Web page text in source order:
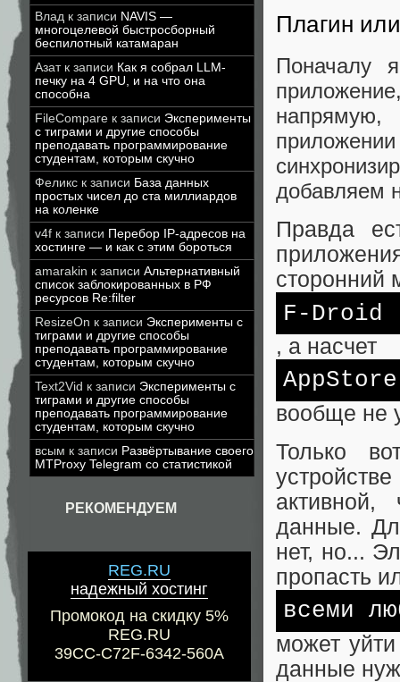
Влад к записи NAVIS —
многоцелевой быстросборный
беспилотный катамаран
Азатк записи Как я собрал LLM-
печку на 4 GPU, и на что она
способна
FileCompare к записи Эксперименты
с тиграми и другие способы
преподавать программирование
студентам, которым скучно
Феликс к записи База данных
простых чисел до ста миллиардов
на коленке
v4f к записи Перебор IP-адресов на
хостинге — и как с этим бороться
amarakin к записи Альтернативный
список заблокированных в РФ
ресурсов Re:filter
ResizeOn к записи Эксперименты с
тиграми и другие способы
преподавать программирование
студентам, которым скучно
Text2Vid к записи Эксперименты с
тиграми и другие способы
преподавать программирование
студентам, которым скучно
всым к записи Развёртывание своего
MTProxy Telegram со статистикой
РЕКОМЕНДУЕМ
REG.RU
надежный хостинг
Промокод на скидку 5%
REG.RU
39CC-C72F-6342-560A
Плагин
Поначалу
напрямую,
добавляем
Правда
сторонний
F-Droid
, а насчет
AppStore
вообще не
Только
активной,
данные.
нет, но...
пропасть
всеми
может
данные